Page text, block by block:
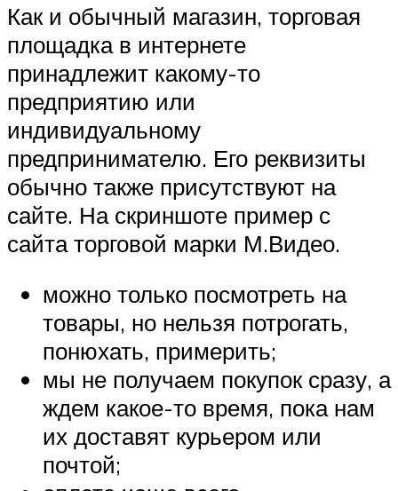
Как и обычный магазин, торговая
площадка в интернете
принадлежит какому-то
предприятию или
индивидуальному
предпринимателю. Его реквизиты
обычно также присутствуют на
сайте. На скриншоте пример с
сайта торговой марки М.Видео.
можно только посмотреть на
товары, но нельзя потрогать,
понюхать, примерить;
мы не получаем покупок сразу, а
ждем какое-то время, пока нам
их доставят курьером или
почтой;